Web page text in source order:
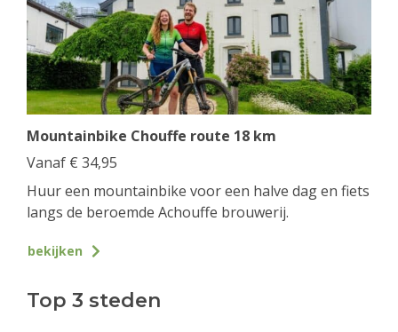
Mountainbike Chouffe route 18 km
Vanaf € 34,95
Huur een mountainbike voor een halve dag en fiets
langs de beroemde Achouffe brouwerij.
bekijken
Top 3 steden